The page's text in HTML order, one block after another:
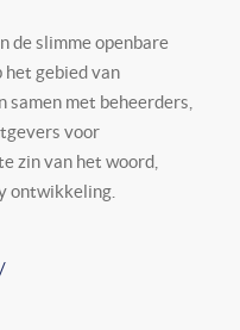
de slimme openbare
gebied van
met beheerders,
voor
zin van het woord,
ontwikkeling.
Projects B.V.